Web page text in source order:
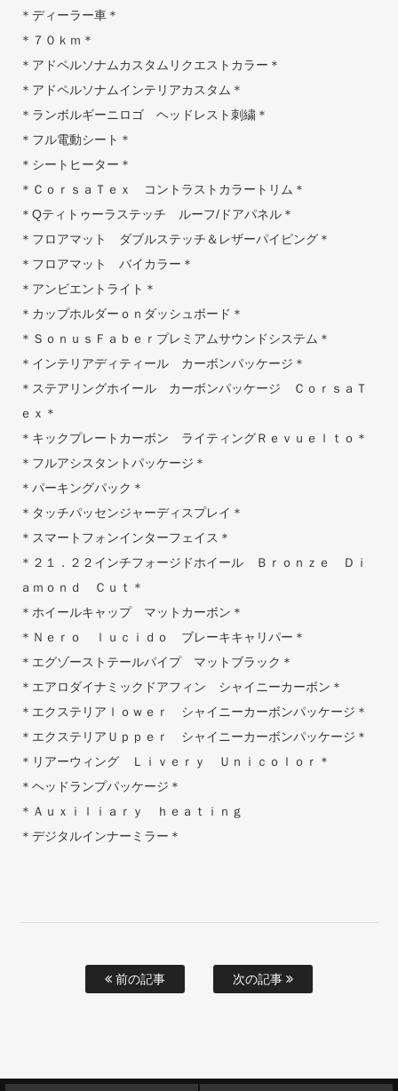
＊ディーラー車＊
＊７０ｋｍ＊
＊アドペルソナムカスタムリクエストカラー＊
＊アドペルソナムインテリアカスタム＊
＊ランボルギーニロゴ ヘッドレスト刺繍＊
＊フル電動シート＊
＊シートヒーター＊
＊ＣｏｒｓａＴｅｘ コントラストカラートリム＊
＊Qティトゥーラステッチ ルーフ/ドアパネル＊
＊フロアマット ダブルステッチ＆レザーパイピング＊
＊フロアマット バイカラー＊
＊アンビエントライト＊
＊カップホルダーｏｎダッシュボード＊
＊ＳｏｎｕｓＦａｂｅｒプレミアムサウンドシステム＊
＊インテリアディティール カーボンパッケージ＊
＊ステアリングホイール カーボンパッケージ ＣｏｒｓａＴ
ｅｘ＊
＊キックプレートカーボン ライティングＲｅｖｕｅｌｔｏ＊
＊フルアシスタントパッケージ＊
＊パーキングパック＊
＊タッチパッセンジャーディスプレイ＊
＊スマートフォンインターフェイス＊
＊２１．２２インチフォージドホイール Ｂｒｏｎｚｅ Ｄｉ
ａｍｏｎｄ Ｃｕｔ＊
＊ホイールキャップ マットカーボン＊
＊Ｎｅｒｏ ｌｕｃｉｄｏ ブレーキキャリパー＊
＊エグゾーストテールパイプ マットブラック＊
＊エアロダイナミックドアフィン シャイニーカーボン＊
＊エクステリアｌｏｗｅｒ シャイニーカーボンパッケージ＊
＊エクステリアＵｐｐｅｒ シャイニーカーボンパッケージ＊
＊リアーウィング Ｌｉｖｅｒｙ Ｕｎｉｃｏｌｏｒ＊
＊ヘッドランプパッケージ＊
＊Ａｕｘｉｌｉａｒｙ ｈｅａｔｉｎｇ
＊デジタルインナーミラー＊
前の記事 次の記事